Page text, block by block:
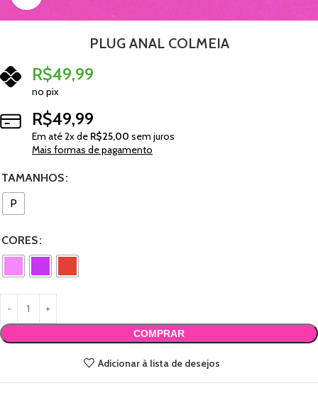
PLUG ANAL COLMEIA
R$49,99
no pix
R$49,99
Em até2x de R$25,00 sem juros
Mais formas de pagamento
TAMANHOS
P
CORES
COMPRAR
Adicionar à lista de desejos